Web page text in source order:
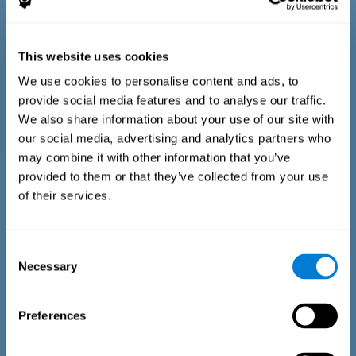
This website uses cookies
We use cookies to personalise content and ads, to
provide social media features and to analyse our traffic.
We also share information about your use of our site with
our social media, advertising and analytics partners who
may combine it with other information that you’ve
provided to them or that they’ve collected from your use
of their services.
Selection
Necessary
Preferences
Тест на оценку времени
Оценочный тест EST-II основан на Тесте на восприятие
временных последовательностей - Duration Pattern Test
(DPT) (Frota & Pereira, 2003). Тестируемого просят прервать